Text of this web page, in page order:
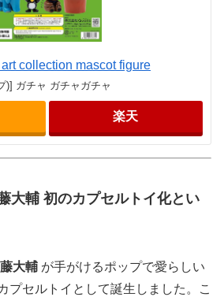
collection mascot figure
)] ガチャ ガチャガチャ
楽天
大輔 初のカプセルトイ化とい
大輔 が手がけるポップで愛らしい
プセルトイとして誕生しました。こ